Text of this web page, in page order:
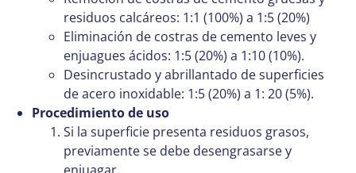
residuos calcáreos: 1:1 (100%) a 1:5 (20%)
Eliminación de costras de cemento leves y
enjuagues ácidos: 1:5 (20%) a 1:10 (10%).
Desincrustado y abrillantado de superficies
de acero inoxidable: 1:5 (20%) a 1: 20 (5%).
Procedimiento de uso
Si la superficie presenta residuos grasos,
previamente se debe desengrasarse y